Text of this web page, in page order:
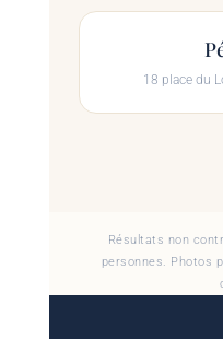
18 place du
Résultats non
personnes. Photos